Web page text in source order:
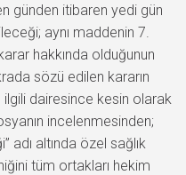
günden itibaren yedi gün
aynı maddenin 7.
hakkında olduğunun
sözü edilen kararın
ilgili dairesince kesin olarak
incelenmesinden;
adı altında özel sağlık
tüm ortakları hekim